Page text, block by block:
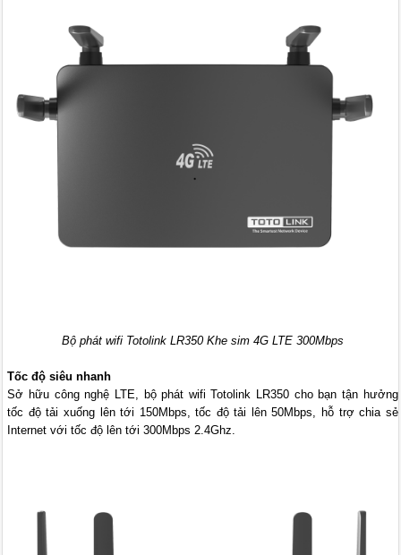
Bộ phát wifi Totolink LR350 Khe sim 4G LTE 300Mbps
Tốc độ siêu nhanh
Sở hữu công nghệ LTE, bộ phát wifi Totolink LR350 cho bạn tận hưởng
tốc độ tải xuống lên tới 150Mbps, tốc độ tải lên 50Mbps, hỗ trợ chia sẻ
Internet với tốc độ lên tới 300Mbps 2.4Ghz.